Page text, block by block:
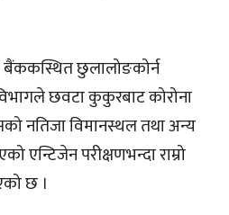
बैंककस्थित छुलालोङकोर्न
छवटा कुकुरबाट कोरोना
नतिजा विमानस्थल तथा अन्य
एन्टिजेन परीक्षणभन्दा राम्रो
छ ।